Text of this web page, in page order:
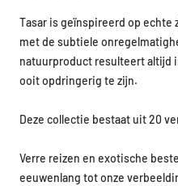
Tasar is geïnspireerd op echte
met de subtiele
natuurproduct resulteert altijd
ooit opdringerig te zijn.
Deze collectie bestaat uit 20
Verre reizen en exotische
eeuwenlang tot onze